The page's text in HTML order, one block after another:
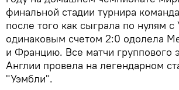
финальной стадии турнира
после того как сыграла по нулям с
одинаковым счетом 2:0 одолела
и Францию. Все матчи группового
Англии провела на легендарном
"Уэмбли".